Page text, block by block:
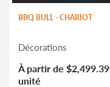
BBQ BULL - CHARIOT
Décorations
À partir de $2,499.39
unité